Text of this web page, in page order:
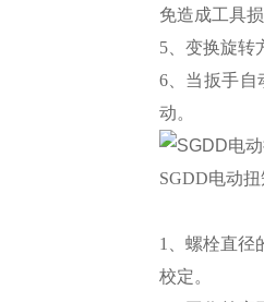
免造成工具
5、变换旋转
6、当扳手自
动。
SGDD电动
1、螺栓直径
校定。